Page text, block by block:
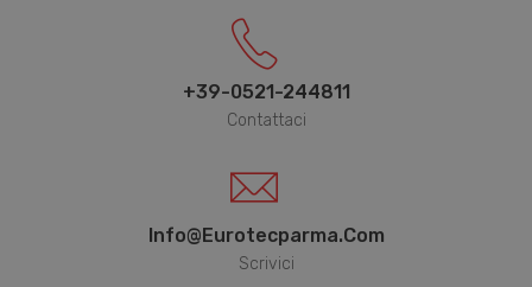
+39-0521-244811
Contattaci
Info@eurotecparma.com
Scrivici